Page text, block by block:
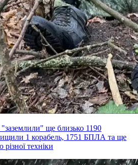
ще близько 1190
1 корабель, 1751 БПЛА та ще
техніки